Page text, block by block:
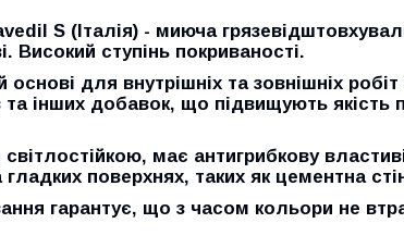
S (Італія) - миюча
Високий ступінь покриваності.
для внутрішніх та зовнішніх
та інших добавок, що підвищують якість
має антигрибкову
гладких поверхнях, таких як цементна
гарантує, що з часом кольори не